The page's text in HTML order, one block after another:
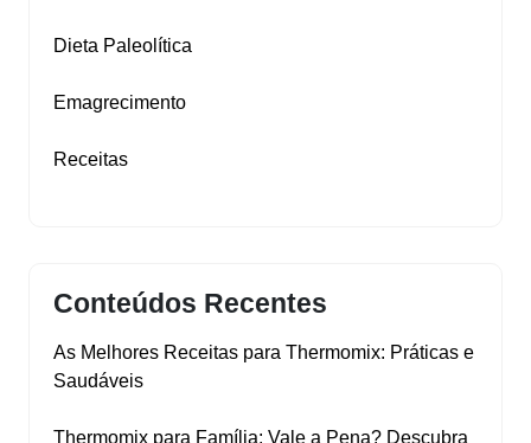
Dieta Paleolítica
Emagrecimento
Receitas
Conteúdos Recentes
As Melhores Receitas para Thermomix: Práticas e
Saudáveis
Thermomix para Família: Vale a Pena? Descubra